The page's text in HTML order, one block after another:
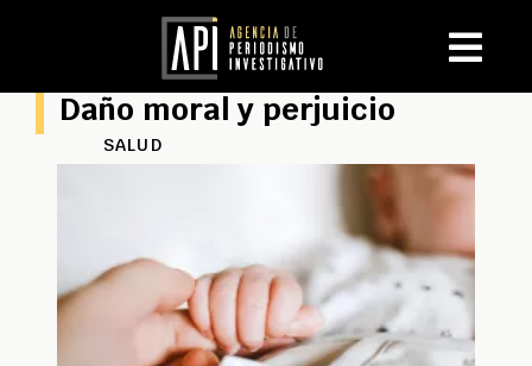
Daño moral y perjuicio
SALUD